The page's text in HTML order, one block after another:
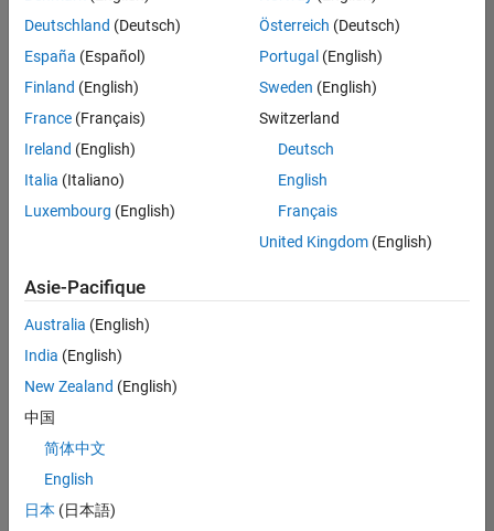
recherche.
Vous
pouvez
élargir
votre
recherche
ou
afficher
l’ensemble
d'emploi.
malgré
tout
vous
trouvez
pas
d'offre
corresponde
Deutschland (Deutsch)
España (Español)
Finland (English)
France (Français)
Ireland (English)
Italia (Italiano)
Luxembourg (English)
Österreich (Deutsch)
Portugal (English)
Sweden (English)
Switzerland
Deutsch
English
Français
United Kingdom(English)
Asie-Pacifique
Australia (English)
India (English)
New Zealand (English)
中国
简体中文
English
日本 (日本語)